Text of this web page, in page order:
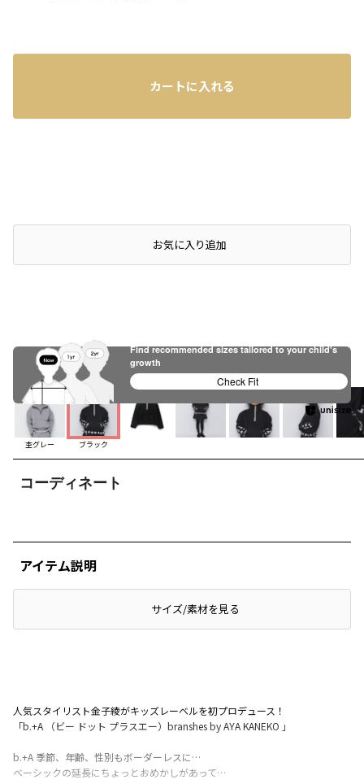
ブラック
※撮影場所の関係上、着用画像は実物と若干異なる場合があります。
ブラック
ブラック
杢グレー ブラック
コーディネート
カートに入れる
店頭在庫を確認するお気に入り追加
アイテム説明
サイズ/素材を見る
人気スタイリスト金子綾がキッズレーベルを初プロデュース！
「b.+A （ビー ドット プラスエー）branshes by AYA KANEKO 」
b.+A 季節、年齢、性別もボーダーレスに…
ベーシックの延長にちょっとおめかしがあって…
Find recommended sizes tailored to your child's
growth
Check Fit